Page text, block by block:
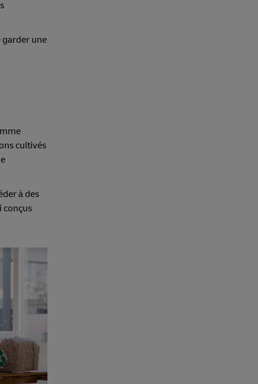
garder une
cultivés
à des
conçus